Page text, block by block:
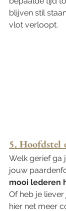
blijven stil
vlot verloopt.
5. Hoofdstel
Welk gerief ga
jouw
mooi lederen
Of heb je liever
hier net meer